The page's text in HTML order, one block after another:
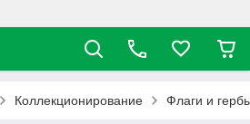
Коллекционирование Флаги и